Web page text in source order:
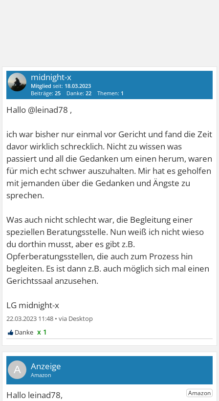
midnight-x
Mitglied seit: 18.03.2023
Beiträge:25 Danke:22 Themen: 1
Hallo @leinad78 ,
ich war bisher nur einmal vor Gericht und fand die Zeit
davor wirklich schrecklich. Nicht zu wissen was
passiert und all die Gedanken um einen herum, waren
für mich echt schwer auszuhalten. Mir hat es geholfen
mit jemanden über die Gedanken und Ängste zu
sprechen.
Was auch nicht schlecht war, die Begleitung einer
speziellen Beratungsstelle. Nun weiß ich nicht wieso
du dorthin musst, aber es gibt z.B.
Opferberatungsstellen, die auch zum Prozess hin
begleiten. Es ist dann z.B. auch möglich sich mal einen
Gerichtssaal anzusehen.
LG midnight-x
22.03.2023 11:48 •
x 1
A